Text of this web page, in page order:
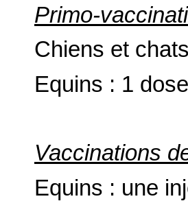
Primo-
Chiens et
Equins : 1
Vaccinations
Equins : une